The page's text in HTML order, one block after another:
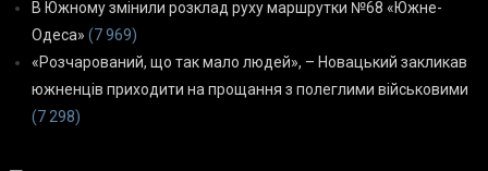
В Южному змінили розклад руху маршрутки №68 «Южне-
Одеса» (7 969)
«Розчарований, що так мало людей», – Новацький закликав
южненців приходити на прощання з полеглими військовими
(7 298)